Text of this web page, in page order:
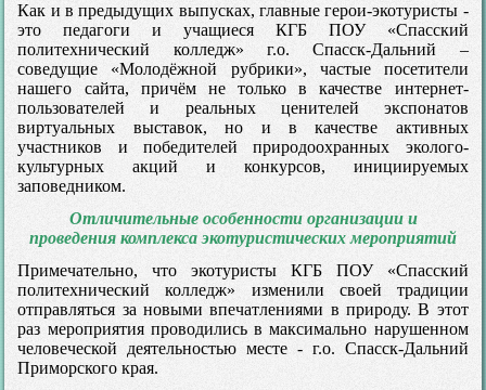
Как и в предыдущих выпусках, главные герои-экотуристы -
это педагоги и учащиеся КГБ ПОУ «Спасский
политехнический колледж» г.о. Спасск-Дальний –
соведущие «Молодёжной рубрики», частые посетители
нашего сайта, причём не только в качестве интернет-
пользователей и реальных ценителей экспонатов
виртуальных выставок, но и в качестве активных
участников и победителей природоохранных эколого-
культурных акций и конкурсов, инициируемых
заповедником.
Отличительные особенности организации и
проведения комплекса экотуристических мероприятий
Примечательно, что экотуристы КГБ ПОУ «Спасский
политехнический колледж» изменили своей традиции
отправляться за новыми впечатлениями в природу. В этот
раз мероприятия проводились в максимально нарушенном
человеческой деятельностью месте - г.о. Спасск-Дальний
Приморского края.